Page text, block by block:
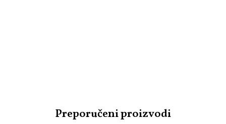
Preporučeni proizvodi